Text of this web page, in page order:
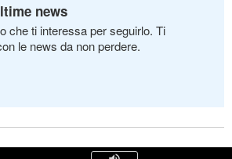
news
che ti interessa per seguirlo. Ti
le news da non perdere.